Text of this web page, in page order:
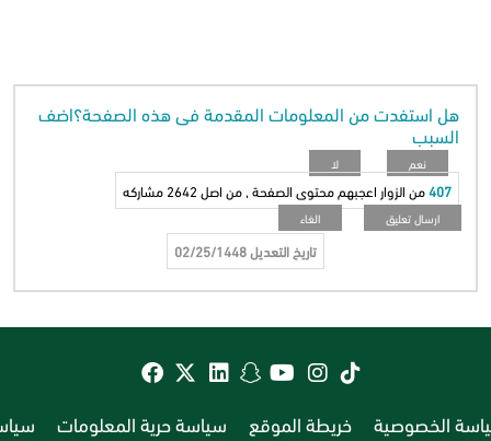
هل استفدت من المعلومات المقدمة فى هذه الصفحة؟اضف
السبب
407من الزوار اعجبهم محتوى الصفحة , من اصل 2642 مشاركه
تاريخ التعديل02/25/1448
الخصوصية خريطة الموقع سياسة حرية المعلومات